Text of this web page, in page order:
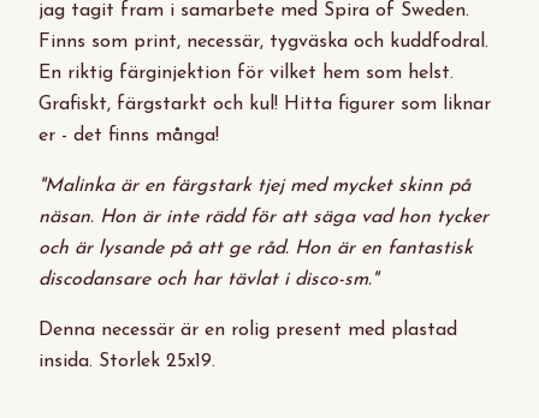
jag tagit fram i samarbete med Spira of Sweden.
Finns som print, necessär, tygväska och kuddfodral.
En riktig färginjektion för vilket hem som helst.
Grafiskt, färgstarkt och kul! Hitta figurer som liknar
er - det finns många!
"Malinka är en färgstark tjej med mycket skinn på
näsan. Hon är inte rädd för att säga vad hon tycker
och är lysande på att ge råd. Hon är en fantastisk
discodansare och har tävlat i disco-sm."
Denna necessär är en rolig present med plastad
insida. Storlek 25x19.